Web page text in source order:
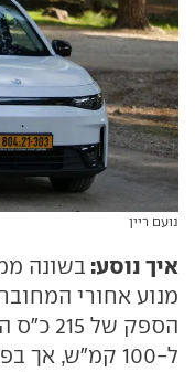
נועם ריין
איך נוסע:
מנוע אחורי
ל-100 קמ"ש,